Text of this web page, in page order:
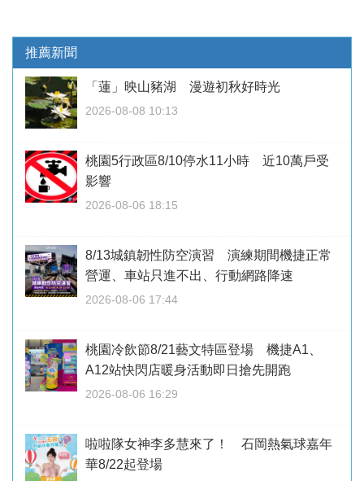
推薦新聞
「蓮」映山豬湖 漫遊初秋好時光
2026-08-08 10:13
桃園5行政區8/10停水11小時 近10萬戶受
影響
2026-08-06 18:15
8/13城鎮韌性防空演習 演練期間機捷正常
營運、車站只進不出、行動網路降速
2026-08-06 17:44
桃園冷飲節8/21藝文特區登場 機捷A1、
A12站快閃店暖身活動即日搶先開跑
2026-08-06 16:29
啦啦隊女神李多慧來了！ 石岡熱氣球嘉年
華8/22起登場